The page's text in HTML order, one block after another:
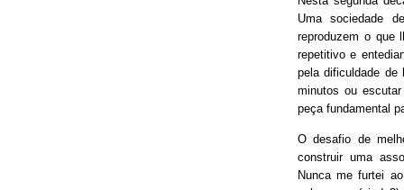
Uma sociedade
reproduzem o que
repetitivo e
pela dificuldade
minutos ou
peça fundamental
O desafio de
construir uma
Nunca me furtei